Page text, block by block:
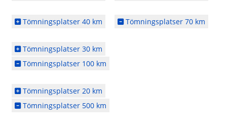
Tömningsplatser 40 km Tömningsplatser 70 km
Tömningsplatser 30 km
Tömningsplatser 100 km
Tömningsplatser 20 km
Tömningsplatser 500 km